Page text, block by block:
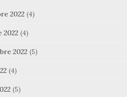
2022 (4)
2022 (4)
2022 (5)
(4)
(5)